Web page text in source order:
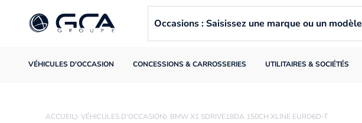
VÉHICULES D'OCCASION CONCESSIONS & CARROSSERIES UTILITAIRES & SOCIÉTÉS
Occasions : Saisissez une marque ou un modèle
ACCUEIL VÉHICULES D'OCCASION BMW X1 SDRIVE18DA 150CH XLINE EURO6D-T